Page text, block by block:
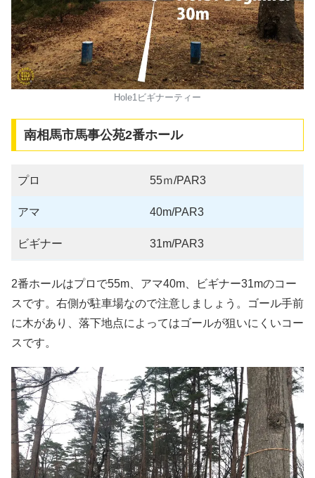
Hole1ビギナーティー
南相馬市馬事公苑2番ホール
プロ 55ｍ/PAR3
アマ 40m/PAR3
ビギナー 31m/PAR3
2番ホールはプロで55m、アマ40m、ビギナー31mのコー
スです。右側が駐車場なので注意しましょう。ゴール手前
に木があり、落下地点によってはゴールが狙いにくいコー
スです。